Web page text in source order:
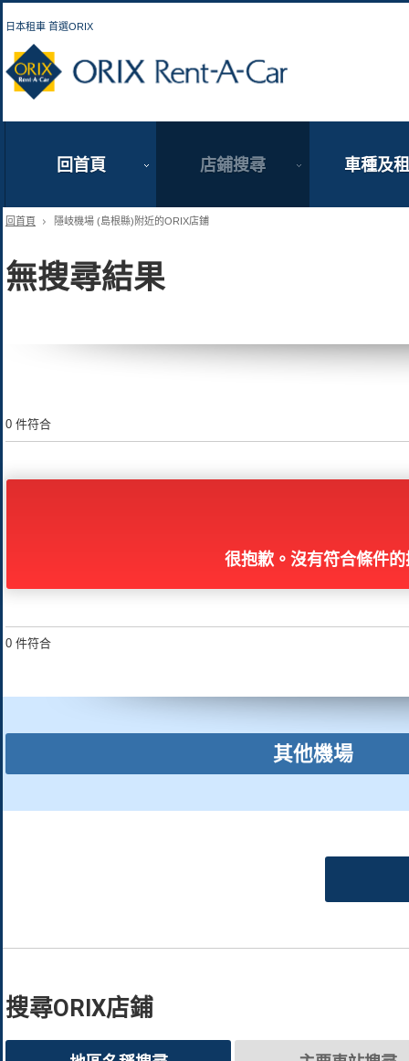
日本租車 首選ORIX
回首頁 店鋪搜尋 車種及
回首頁 隱岐機場 (島根縣)附近的ORIX店鋪
無搜尋結果
0 件符合
很抱歉。沒有符合條件
0 件符合
其他機場
搜尋ORIX店鋪